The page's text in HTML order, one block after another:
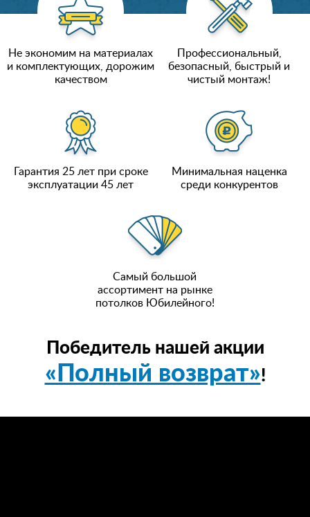
Не экономим на материалах
и комплектующих, дорожим
качеством
Профессиональный,
безопасный, быстрый и
чистый монтаж!
Гарантия 25 лет при сроке
эксплуатации 45 лет
Минимальная наценка
среди конкурентов
Самый большой
ассортимент на рынке
потолков Юбилейного!
Победитель нашей акции
«Полный возврат»!